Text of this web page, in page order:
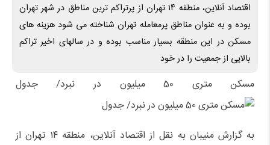
اقتصاد آنلاین، منطقه ۱۴ تهران از پرتراکم ترین مناطق در شهر تهران
بوده و به عنوان مناطق پرمعامله تهران شناخته می شود هزینه های
مسکن در این منطقه بسیار مناسب بوده و در سالهای اخیر تراکم
بالایی از جمعیت را در خود
مسکن متری 50 میلیون در نبرد/ جدول
به گزارش منیبان به نقل از اقتصاد آنلاین، منطقه ۱۴ تهران از